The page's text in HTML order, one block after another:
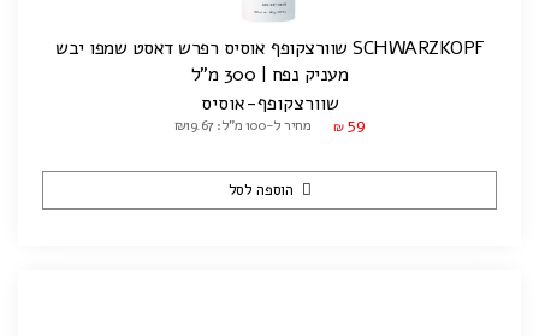
SCHWARZKOPF שוורצקופף אוסיס רפרש דאסט שמפו יבש
מעניק נפח | 300 מ"ל
שוורצקופף-אוסיס
₪ 59 מחיר ל-100 מ"ל: ₪19.67
הוספה לסל